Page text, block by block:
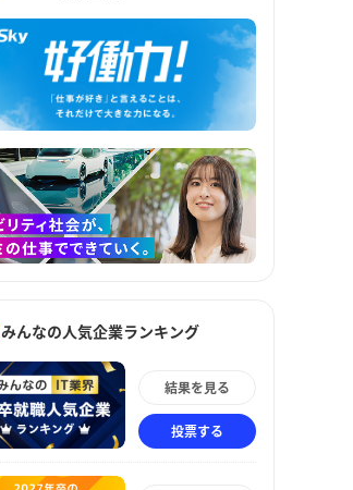
みんなの人気企業ランキング
結果を見る
投票する